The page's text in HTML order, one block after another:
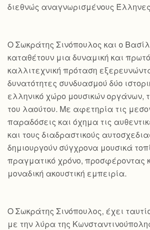
διεθνώς αναγνωρισμένους
Ο Σωκράτης Σινόπουλος και ο
καταθέτουν μια δυναμική και
καλλιτεχνική πρόταση
δυνατότητες συνδυασμού δύο
ελληνικό χώρο μουσικών οργάνων,
του λαούτου. Με αφετηρία τις
παραδόσεις και όχημα τις
και τους διαδραστικούς
δημιουργούν σύγχρονα μουσικά
πραγματικό χρόνο, προσφέροντας
μοναδική ακουστική εμπειρία.
Ο Σωκράτης Σινόπουλος, έχει
με την λύρα της